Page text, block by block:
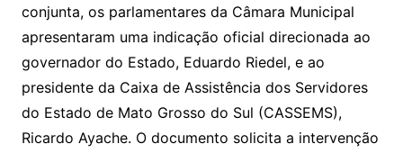
conjunta, os parlamentares da Câmara Municipal
apresentaram uma indicação oficial direcionada ao
governador do Estado, Eduardo Riedel, e ao
presidente da Caixa de Assistência dos Servidores
do Estado de Mato Grosso do Sul (CASSEMS),
Ricardo Ayache. O documento solicita a intervenção